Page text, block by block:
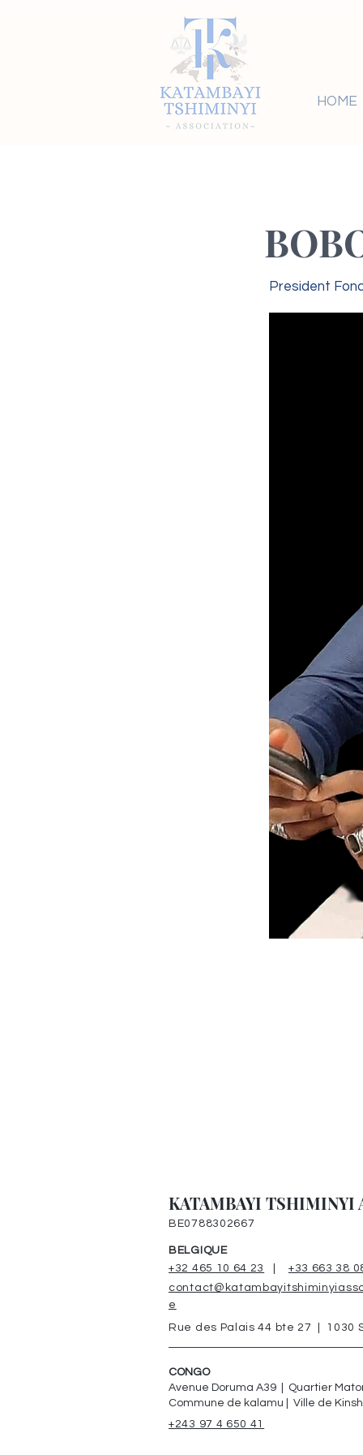
HOME
President
KATAMBAYI TSHIMINYI
BE0788302667
BELGIQUE
+32 465 10 64 23
+33 663 38
e
Rue des Palais 44 bte 27 | 1030
CONGO
Avenue Doruma A39 | Quartier
Commune de kalamu | Ville de
+243 97 4 650 41